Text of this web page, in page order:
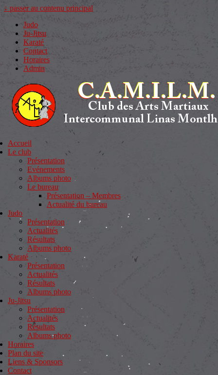
↓ passer au contenu principal
Judo
Ju-Jitsu
Karaté
Contact
Horaires
Admin
Accueil
Le club
Présentation
Evénements
Albums photo
Le bureau
Présentation – Membres
Actualité du bureau
Judo
Présentation
Actualités
Résultats
Albums photo
Karaté
Présentation
Actualités
Résultats
Albums photo
Ju-Jitsu
Présentation
Actualités
Résultats
Albums photo
Horaires
Plan du site
Liens & Sponsors
Contact